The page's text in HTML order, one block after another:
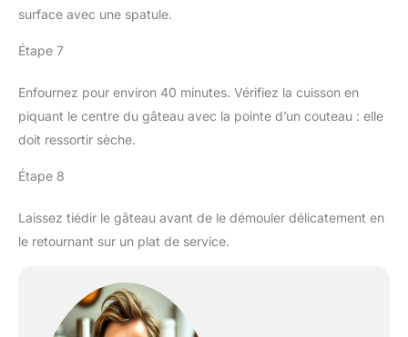
surface avec une spatule.
Étape 7
Enfournez pour environ 40 minutes. Vérifiez la cuisson en
piquant le centre du gâteau avec la pointe d’un couteau : elle
doit ressortir sèche.
Étape 8
Laissez tiédir le gâteau avant de le démouler délicatement en
le retournant sur un plat de service.